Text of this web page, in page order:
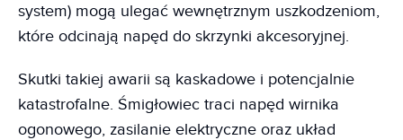
system) mogą ulegać wewnętrznym uszkodzeniom,
które odcinają napęd do skrzynki akcesoryjnej.
Skutki takiej awarii są kaskadowe i potencjalnie
katastrofalne. Śmigłowiec traci napęd wirnika
ogonowego, zasilanie elektryczne oraz układ